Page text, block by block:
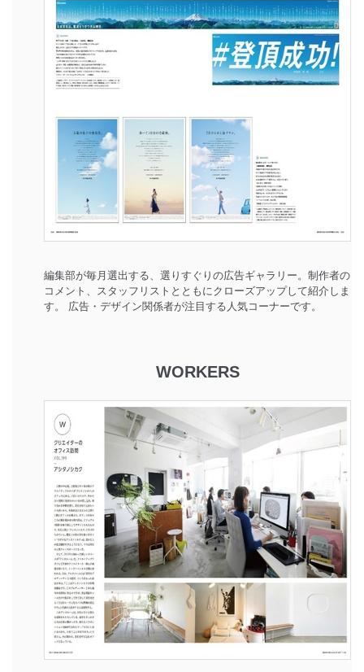
編集部が毎月選出する、選りすぐりの広告ギャラリー。制作者の
コメント、スタッフリストとともにクローズアップして紹介しま
す。 広告・デザイン関係者が注目する人気コーナーです。
WORKERS